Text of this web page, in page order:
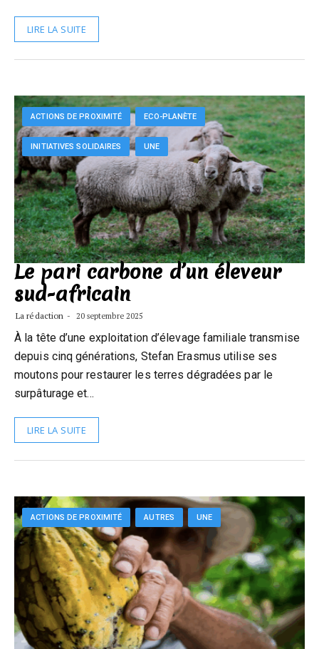
LIRE LA SUITE
ACTIONS DE PROXIMITÉ ECO-PLANÈTE
INITIATIVES SOLIDAIRES UNE
Le pari carbone d’un éleveur
sud-africain
La rédaction 20 septembre 2025
À la tête d’une exploitation d’élevage familiale transmise
depuis cinq générations, Stefan Erasmus utilise ses
moutons pour restaurer les terres dégradées par le
surpâturage et…
LIRE LA SUITE
ACTIONS DE PROXIMITÉ AUTRES UNE